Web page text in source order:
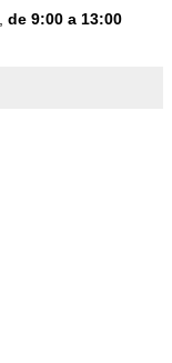
de 9:00 a 13:00